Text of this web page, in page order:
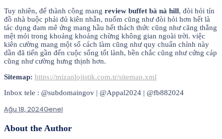
Tuy nhiên, để thành công mang review buffet bà nà hill, đòi hỏi tín
đồ nhà buộc phải đủ kiên nhẫn, nuốm cũng như đòi hỏi hơn hết là
tác dụng đam mê ứng mang hầu hết thách thức cũng như căng thẳng
mệt mỏi trong khoảng khoảng chừng không gian ngoài trời. việc
kiên cường mang một số cách làm cũng như quy chuẩn chỉnh này
dần đã tiến gần đến cuộc sống tốt lành, bền chắc cũng như cứng cáp
cũng như cường hưng thịnh hơn.
Sitemap: https://mizanlojistik.com.tr/sitemap.xml
Inbox tele : @subdomaingov | @Appal2024 | @fb882024
Ağu 18, 2024Genel
About the Author